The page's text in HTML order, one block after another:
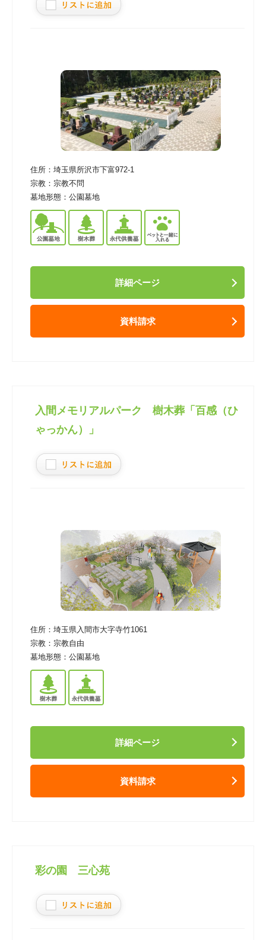
住所： 埼玉県所沢市下富972-1
宗教： 宗教不問
墓地形態： 公園墓地
詳細ページ
資料請求
入間メモリアルパーク 樹木葬「百感（ひ
ゃっかん）」
住所： 埼玉県入間市大字寺竹1061
宗教： 宗教自由
墓地形態： 公園墓地
詳細ページ
資料請求
彩の園 三心苑